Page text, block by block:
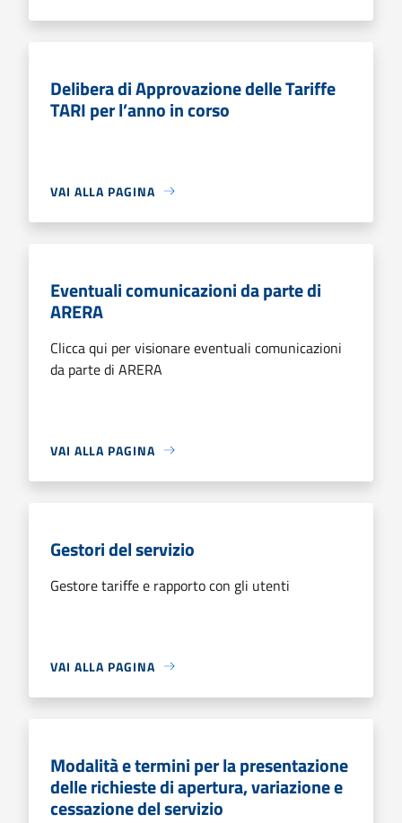
Delibera di Approvazione delle Tariffe
TARI per l’anno in corso
VAI ALLA PAGINA
Eventuali comunicazioni da parte di
ARERA
Clicca qui per visionare eventuali comunicazioni
da parte di ARERA
VAI ALLA PAGINA
Gestori del servizio
Gestore tariffe e rapporto con gli utenti
VAI ALLA PAGINA
Modalità e termini per la presentazione
delle richieste di apertura, variazione e
cessazione del servizio